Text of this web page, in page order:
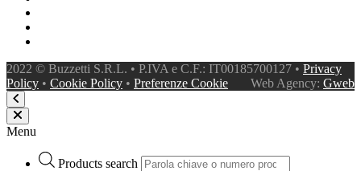
2022 © Buzzetti S.R.L. • P.IVA e C.F.: IT00185700127 • Privacy
Policy • Cookie Policy • Preferenze Cookie Web Agency: Gweb
Menu
Products search